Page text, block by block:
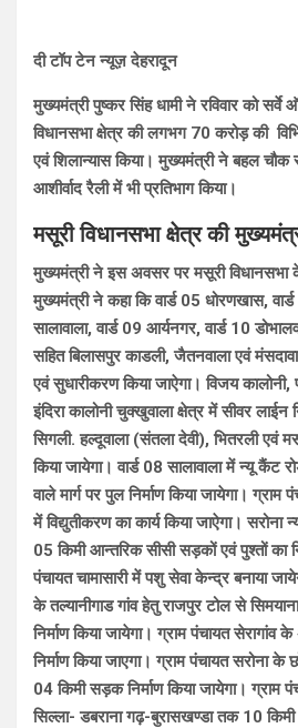
दी टॉप टेन न्यूज़ देहरादून
मुख्यमंत्री पुष्कर सिंह धामी ने रविवार को सर्वे
विधानसभा क्षेत्र की लगभग 70 करोड़ की
एवं शिलान्यास किया। मुख्यमंत्री ने बहल
आशीर्वाद रैली में भी प्रतिभाग किया।
मसूरी विधानसभा क्षेत्र की
मुख्यमंत्री ने इस अवसर पर मसूरी विधानसभा
मुख्यमंत्री ने कहा कि वार्ड 05 धोरणखास,
सालावाला, वार्ड 09 आर्यनगर, वार्ड 10
सहित बिलासपुर काडली, जैतनवाला एवं
एवं सुधारीकरण किया जाऐगा। विजय कालोनी,
इंदिरा कालोनी चुक्खुवाला क्षेत्र में सीवर लाईन
सिगली. हल्दूवाला (संतला देवी), भितरली एवं
किया जायेगा। वार्ड 08 सालावाला में न्यू कैंट
वाले मार्ग पर पुल निर्माण किया जायेगा। ग्राम
में विद्युतीकरण का कार्य किया जाऐगा। सरोना
05 किमी आन्तरिक सीसी सड़कों एवं पुश्तों का
पंचायत चामासारी में पशु सेवा केन्द्र बनाया
के तल्यानीगाड गांव हेतु राजपुर टोल से
निर्माण किया जायेगा। ग्राम पंचायत सेरागांव
निर्माण किया जाएगा। ग्राम पंचायत सरोना
04 किमी सड़क निर्माण किया जायेगा। ग्राम
सिल्ला- डबराना गढ़-बुरासखण्डा तक 10 किमी